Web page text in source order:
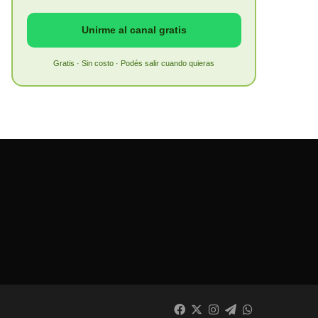
Unirme al canal gratis
Gratis · Sin costo · Podés salir cuando quieras
Facebook
X Instagram
Telegram